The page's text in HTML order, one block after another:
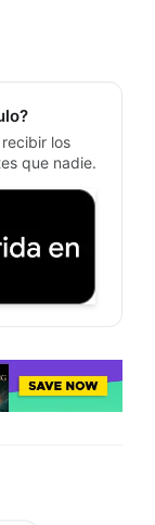
los
que nadie.